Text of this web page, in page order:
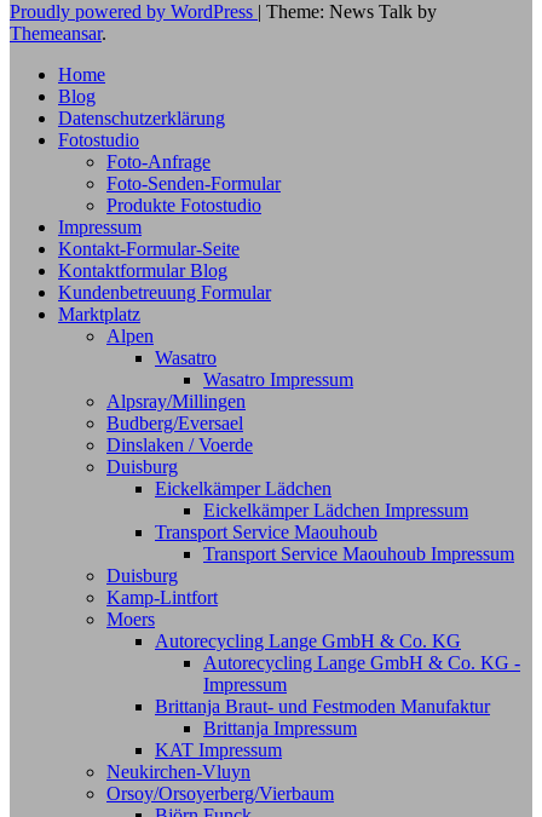
Proudly powered by WordPress | Theme: News Talk by
Themeansar.
Home
Blog
Datenschutzerklärung
Fotostudio
Foto-Anfrage
Foto-Senden-Formular
Produkte Fotostudio
Impressum
Kontakt-Formular-Seite
Kontaktformular Blog
Kundenbetreuung Formular
Marktplatz
Alpen
Wasatro
Wasatro Impressum
Alpsray/Millingen
Budberg/Eversael
Dinslaken / Voerde
Duisburg
Eickelkämper Lädchen
Eickelkämper Lädchen Impressum
Transport Service Maouhoub
Transport Service Maouhoub Impressum
Duisburg
Kamp-Lintfort
Moers
Autorecycling Lange GmbH & Co. KG
Autorecycling Lange GmbH & Co. KG -
Impressum
Brittanja Braut- und Festmoden Manufaktur
Brittanja Impressum
KAT Impressum
Neukirchen-Vluyn
Orsoy/Orsoyerberg/Vierbaum